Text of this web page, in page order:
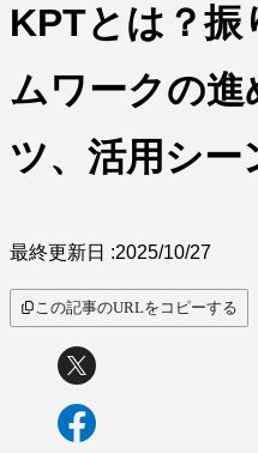
KPTとは？振
ムワークの進
ツ、活用シー
最終更新日 :2025/10/27
この記事のURLをコピーする